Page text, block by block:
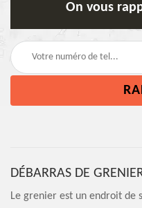
On vous
DÉBARRAS DE
Le grenier est un endroit de